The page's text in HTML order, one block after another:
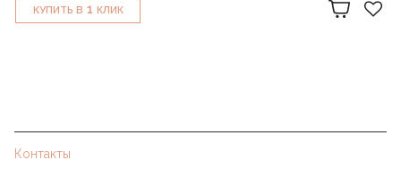
КУПИТЬ В 1 КЛИК
Контакты